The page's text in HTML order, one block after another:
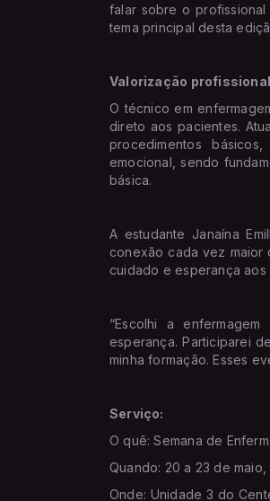
falar sobre o
tema principal desta
Valorização profissional
O técnico em
direto aos pacientes.
procedimentos
emocional, sendo
básica.
A estudante Janaína
conexão cada vez maior
cuidado e esperança
“Escolhi a
esperança. Participarei
minha formação. Esses
Serviço:
O quê: Semana de
Quando: 20 a 23 de
Onde: Unidade 3 do